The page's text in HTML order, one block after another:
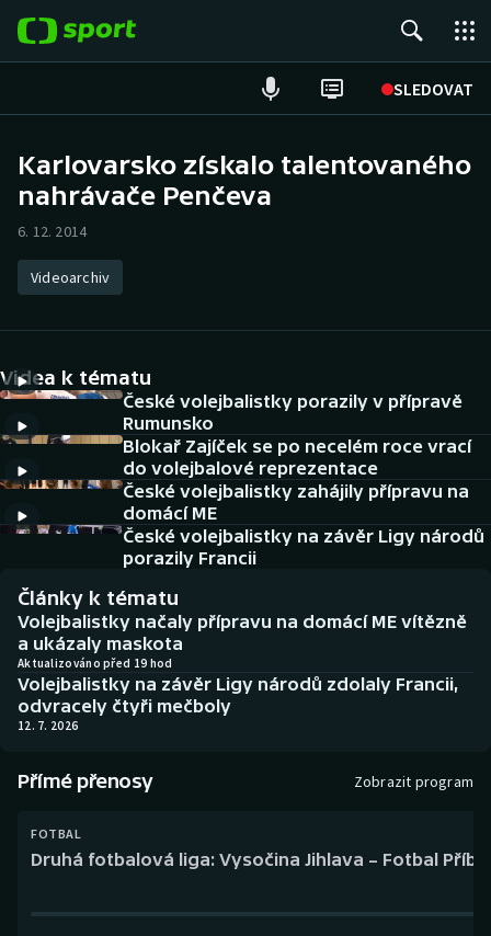
SLEDOVAT
Hokej
Atletika
DALŠÍ SPORTY
Americký fotbal
Baseball a softbal
Biatlon
Boby a skeleton
Box
Curling
NEPŘEHLÉDNĚTE
Historické návraty
Aplikace ČT sport
AZ kvíz
Karlovarsko získalo talentovaného
nahrávače Penčeva
6. 12. 2014
Videoarchiv
Videa k tématu
České volejbalistky porazily v přípravě
Rumunsko
Blokař Zajíček se po necelém roce vrací
do volejbalové reprezentace
České volejbalistky zahájily přípravu na
domácí ME
České volejbalistky na závěr Ligy národů
porazily Francii
Články k tématu
Volejbalistky načaly přípravu na domácí ME vítězně
a ukázaly maskota
Aktualizováno před 19 hod
Volejbalistky na závěr Ligy národů zdolaly Francii,
odvracely čtyři mečboly
12. 7. 2026
Přímé přenosy Zobrazit program
FOTBAL
Druhá fotbalová liga: Vysočina Jihlava – Fotbal